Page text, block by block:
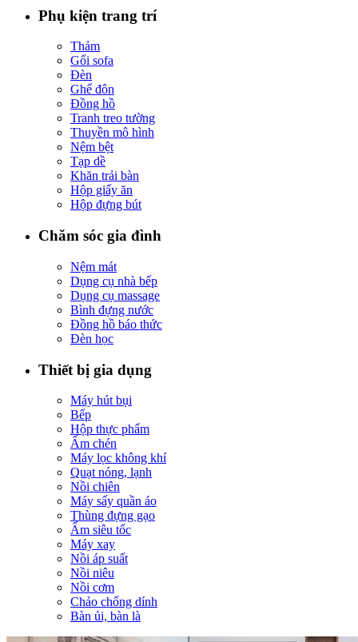
Phụ kiện trang trí
Thảm
Gối sofa
Đèn
Ghế đôn
Đồng hồ
Tranh treo tường
Thuyền mô hình
Nệm bệt
Tạp dề
Khăn trải bàn
Hộp giấy ăn
Hộp đựng bút
Chăm sóc gia đình
Nệm mát
Dụng cụ nhà bếp
Dụng cụ massage
Bình đựng nước
Đồng hồ báo thức
Đèn học
Thiết bị gia dụng
Máy hút bụi
Bếp
Hộp thực phẩm
Ấm chén
Máy lọc không khí
Quạt nóng, lạnh
Nồi chiên
Máy sấy quần áo
Thùng đựng gạo
Ấm siêu tốc
Máy xay
Nồi áp suất
Nồi niêu
Nồi cơm
Chảo chống dính
Bàn ủi, bàn là